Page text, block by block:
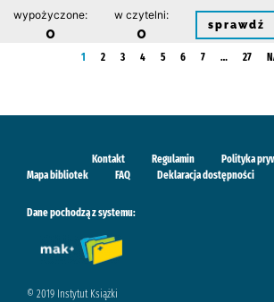
wypożyczone:
0
w czytelni:
0 sprawdź
1 2 3 4 5 6 7 … 27
Kontakt Regulamin
Polityka
Mapa bibliotek
FAQ Deklaracja dostępności
Dane pochodzą z systemu:
© 2019 Instytut Książki